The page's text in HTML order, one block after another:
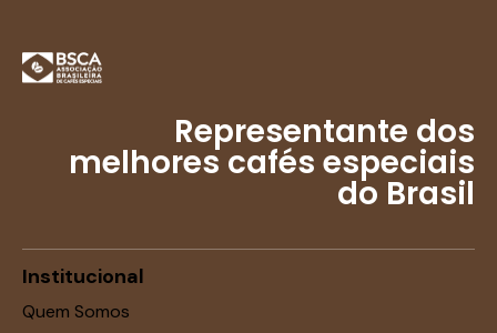
Representante dos
melhores cafés especiais
do Brasil
Institucional
Quem Somos